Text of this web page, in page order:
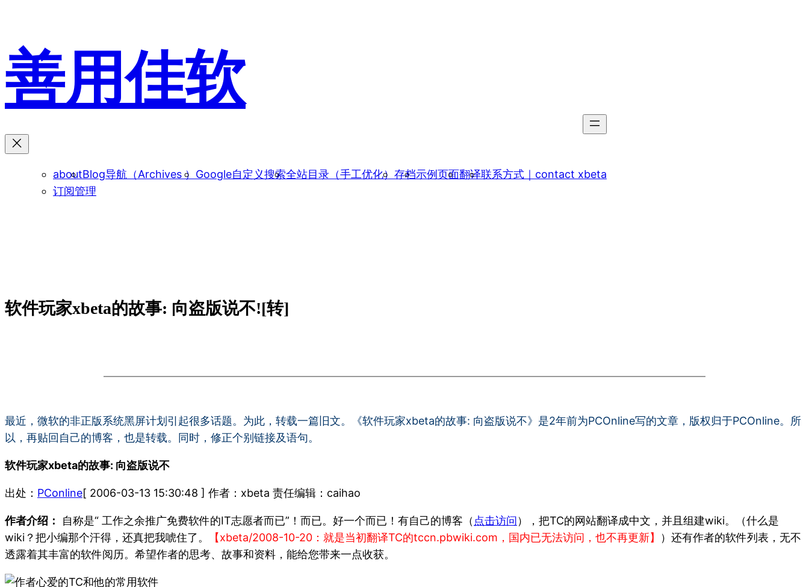
容
善用佳软
aboutBlog导航（Archives ） Google自定义搜索全站目录（手工优化） 存档示例页面翻译联系方式｜contact xbeta
订阅管理
软件玩家xbeta的故事: 向盗版说不![转]
最近，微软的非正版系统黑屏计划引起很多话题。为此，转载一篇旧文。《软件玩家xbeta的故事: 向盗版说不》是2年前为PCOnline写的文章，版权归于PCOnline。所
以，再贴回自己的博客，也是转载。同时，修正个别链接及语句。
软件玩家xbeta的故事: 向盗版说不
出处： PConline[ 2006-03-13 15:30:48 ] 作者：xbeta 责任编辑：caihao
作者介绍： 自称是“ 工作之余推广免费软件的IT志愿者而已”！而已。好一个而已！有自己的博客（ 点击访问），把TC的网站翻译成中文，并且组建wiki。（什么是
wiki？把小编那个汗得，还真把我唬住了。
【xbeta/2008-10-20：就是当初翻译TC的tccn.pbwiki.com，国内已无法访问，也不再更新】
）还有作者的软件列表，无不
透露着其丰富的软件阅历。希望作者的思考、故事和资料，能给您带来一点收获。